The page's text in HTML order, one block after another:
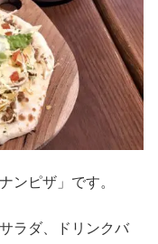
ンピザ」です。
ラダ、ドリンクバ